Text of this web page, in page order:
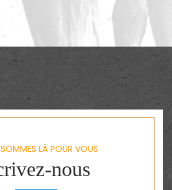
LÀ POUR VOUS
nous